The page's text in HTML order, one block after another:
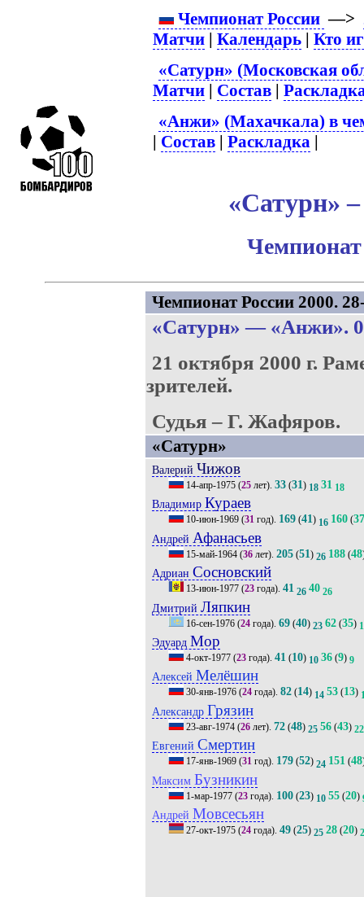
Чемпионат России —>
Матчи |Календарь |Кто
«Сатурн» (Московская
Матчи | Состав |
«Анжи» (Махачкала) в
| Состав |Раскладка |
«Сатурн»
Чемпионат
Чемпионат России 2000.
«Сатурн» — «Анжи».
21 октября 2000 г.
зрителей.
Судья – Г. Жафяров.
«Сатурн»
Валерий Чижов
14-апр-1975(25лет). 33(31) 18 31 18
Владимир Кураев
10-июн-1969(31год). 169(41) 16 160(37
Андрей Афанасьев
15-май-1964(36лет). 205(51) 26 188(48
Адриан Сосновский
13-июн-1977(23года). 41 26 40 26
Дмитрий Ляпкин
16-сен-1976(24года). 69(40) 23 62(35)
Эдуард Мор
4-окт-1977(23года). 41(10) 10 36(9) 9
Алексей Мелёшин
30-янв-1976(24года). 82(14) 14 53(13)
Александр Грязин
23-авг-1974(26лет). 72(48) 25 56(43) 22
Евгений Смертин
17-янв-1969(31год). 179(52) 24 151(48
Максим Бузникин
1-мар-1977(23года). 100(23) 10 55(20)
Андрей Мовсесьян
27-окт-1975(24года). 49(25) 25 28(20)